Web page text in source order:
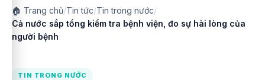
🏠 Trang chủ/Tin tức/Tin trong nước/
Cả nước sắp tổng kiểm tra bệnh viện, đo sự hài lòng của
người bệnh
TIN TRONG NƯỚC